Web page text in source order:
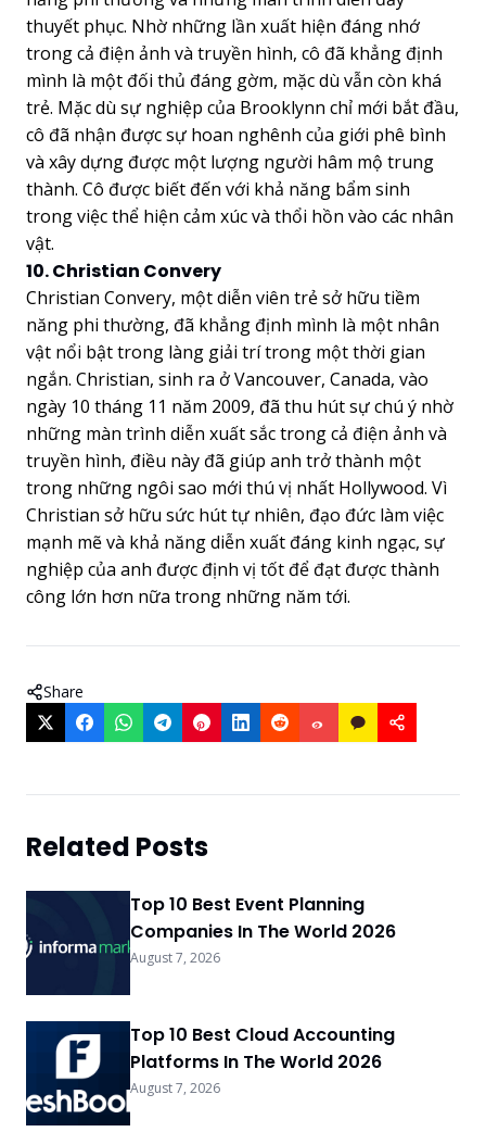
thuyết phục. Nhờ những lần xuất hiện đáng nhớ
trong cả điện ảnh và truyền hình, cô đã khẳng định
mình là một đối thủ đáng gờm, mặc dù vẫn còn khá
trẻ. Mặc dù sự nghiệp của Brooklynn chỉ mới bắt đầu,
cô đã nhận được sự hoan nghênh của giới phê bình
và xây dựng được một lượng người hâm mộ trung
thành. Cô được biết đến với khả năng bẩm sinh
trong việc thể hiện cảm xúc và thổi hồn vào các nhân
vật.
10. Christian Convery
Christian Convery, một diễn viên trẻ sở hữu tiềm
năng phi thường, đã khẳng định mình là một nhân
vật nổi bật trong làng giải trí trong một thời gian
ngắn. Christian, sinh ra ở Vancouver, Canada, vào
ngày 10 tháng 11 năm 2009, đã thu hút sự chú ý nhờ
những màn trình diễn xuất sắc trong cả điện ảnh và
truyền hình, điều này đã giúp anh trở thành một
trong những ngôi sao mới thú vị nhất Hollywood. Vì
Christian sở hữu sức hút tự nhiên, đạo đức làm việc
mạnh mẽ và khả năng diễn xuất đáng kinh ngạc, sự
nghiệp của anh được định vị tốt để đạt được thành
công lớn hơn nữa trong những năm tới.
Share
Related Posts
Top 10 Best Event Planning
Companies In The World 2026
August 7, 2026
Top 10 Best Cloud Accounting
Platforms In The World 2026
August 7, 2026